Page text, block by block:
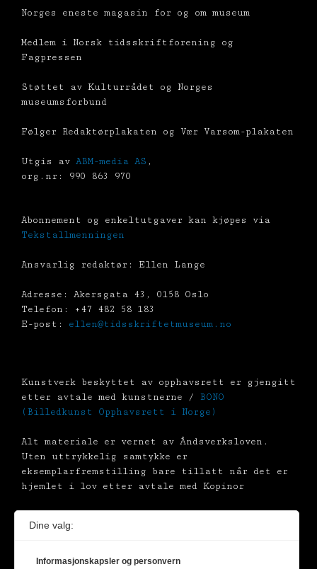
Norges eneste magasin for og om museum
Medlem i Norsk tidsskriftforening og
Fagpressen
Støttet av Kulturrådet og Norges
museumsforbund
Følger Redaktørplakaten og Vær Varsom-plakaten
Utgis av ABM-media AS ,
org.nr: 990 863 970
Abonnement og enkeltutgaver kan kjøpes via
Tekstallmenningen
Ansvarlig redaktør: Ellen Lange
Adresse: Akersgata 43, 0158 Oslo
Telefon: +47 482 58 183
E-post: ellen@tidsskriftetmuseum.no
Kunstverk beskyttet av opphavsrett er gjengitt
etter avtale med kunstnerne / BONO
(Billedkunst Opphavsrett i Norge)
Alt materiale er vernet av Åndsverksloven.
Uten uttrykkelig samtykke er
eksemplarfremstilling bare tillatt når det er
hjemlet i lov etter avtale med Kopinor
Dine valg:
Informasjonskapsler og personvern